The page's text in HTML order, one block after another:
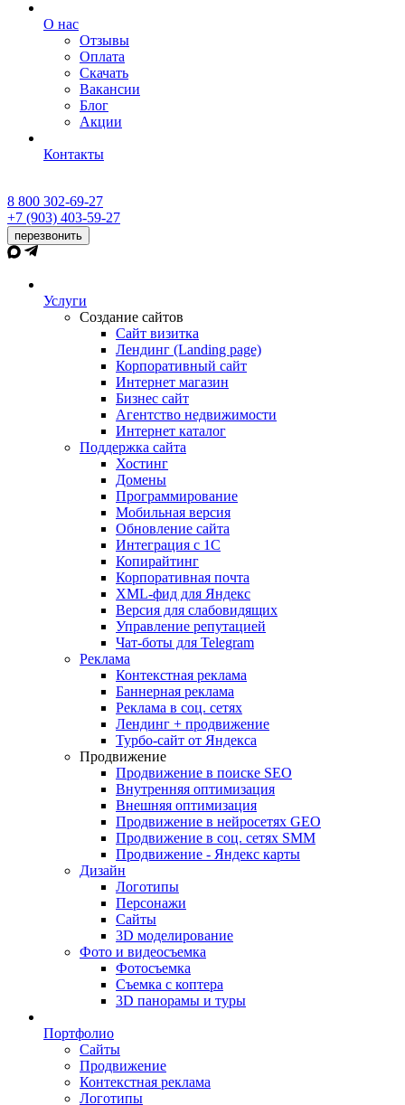
О нас
Отзывы
Оплата
Скачать
Вакансии
Блог
Акции
Контакты
8 800 302-69-27
+7 (903) 403-59-27
перезвонить
Услуги
Создание сайтов
Сайт визитка
Лендинг (Landing page)
Корпоративный сайт
Интернет магазин
Бизнес сайт
Агентство недвижимости
Интернет каталог
Поддержка сайта
Хостинг
Домены
Программирование
Мобильная версия
Обновление сайта
Интеграция с 1С
Копирайтинг
Корпоративная почта
XML-фид для Яндекс
Версия для слабовидящих
Управление репутацией
Чат-боты для Telegram
Реклама
Контекстная реклама
Баннерная реклама
Реклама в соц. сетях
Лендинг + продвижение
Турбо-сайт от Яндекса
Продвижение
Продвижение в поиске SEO
Внутренняя оптимизация
Внешняя оптимизация
Продвижение в нейросетях GEO
Продвижение в соц. сетях SMM
Продвижение - Яндекс карты
Дизайн
Логотипы
Персонажи
Сайты
3D моделирование
Фото и видеосъемка
Фотосъемка
Съемка с коптера
3D панорамы и туры
Портфолио
Сайты
Продвижение
Контекстная реклама
Логотипы